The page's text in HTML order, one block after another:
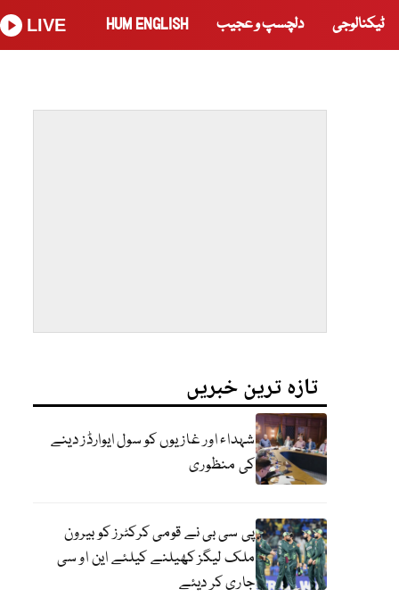
ٹیکنالوجی دلچسپ و عجیب HUM ENGLISH
LIVE
تازہ ترین خبریں
شہداء اور غازیوں کو سول ایوارڈز دینے
کی منظوری
پی سی بی نے قومی کرکٹرز کو بیرون
ملک لیگز کھیلنے کیلئے این او سی
جاری کر دیئے